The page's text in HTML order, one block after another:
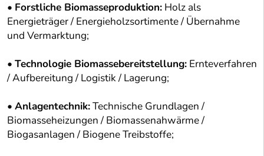
• Forstliche Biomasseproduktion: Holz als
Energieträger / Energieholzsortimente / Übernahme
und Vermarktung;
• Technologie Biomassebereitstellung: Ernteverfahren
/ Aufbereitung / Logistik / Lagerung;
• Anlagentechnik:Technische Grundlagen /
Biomasseheizungen / Biomassenahwärme /
Biogasanlagen / Biogene Treibstoffe;